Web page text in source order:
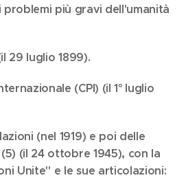
più gravi dell'umanità
29 luglio 1899).
(CPI) (il 1° luglio
(nel 1919) e poi delle
(il 24 ottobre 1945), con la
Unite" e le sue articolazioni: